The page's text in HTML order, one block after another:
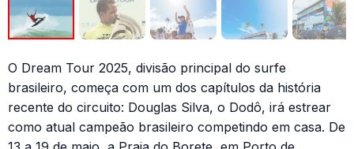
O Dream Tour 2025, divisão principal do surfe
brasileiro, começa com um dos capítulos da história
recente do circuito: Douglas Silva, o Dodô, irá estrear
como atual campeão brasileiro competindo em casa. De